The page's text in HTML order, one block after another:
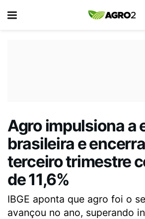
Agro impulsiona a
brasileira e
terceiro trimestre
de 11,6%
IBGE aponta que agro foi o
avançou no ano, superando